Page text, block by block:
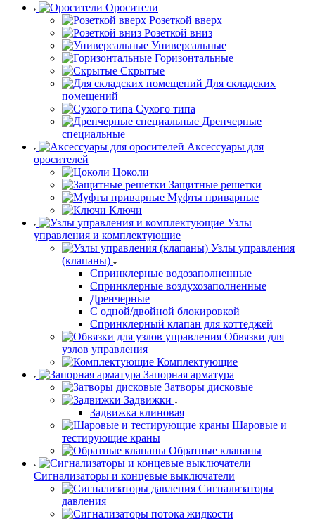
Оросители
Розеткой вверх
Розеткой вниз
Универсальные
Горизонтальные
Скрытые
Для складских
помещений
Сухого типа
Дренчерные
специальные
Аксессуары для
оросителей
Цоколи
Защитные решетки
Муфты приварные
Ключи
Узлы
управления и комплектующие
Узлы управления
(клапаны)
Спринклерные водозаполненные
Спринклерные воздухозаполненные
Дренчерные
С одной/двойной блокировкой
Спринклерный клапан для коттеджей
Обвязки для
узлов управления
Комплектующие
Запорная арматура
Затворы дисковые
Задвижки
Задвижка клиновая
Шаровые и
тестирующие краны
Обратные клапаны
Сигнализаторы и концевые выключатели
Сигнализаторы
давления